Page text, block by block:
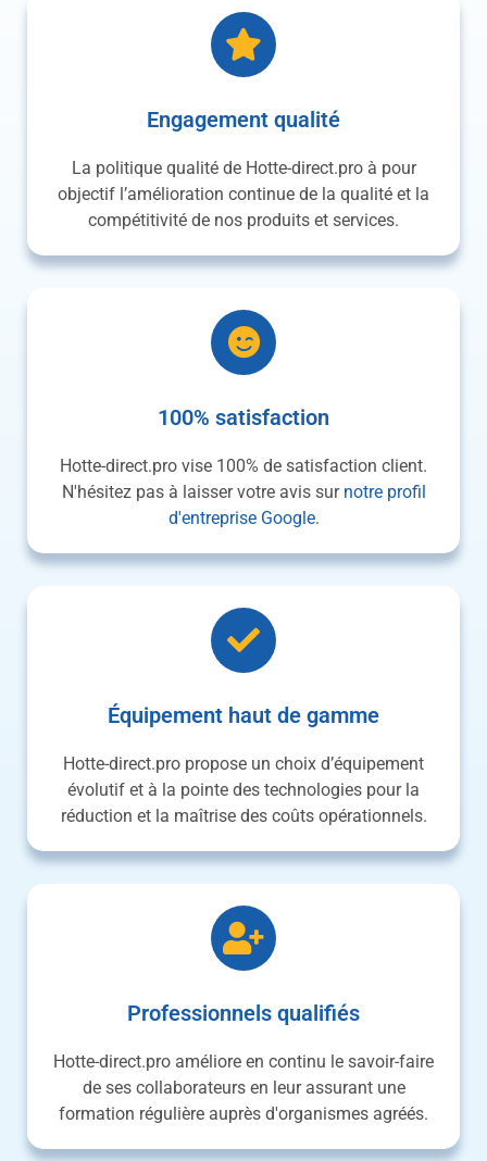
Engagement qualité
La politique qualité de Hotte-direct.pro à pour
objectif l’amélioration continue de la qualité et la
compétitivité de nos produits et services.
100% satisfaction
Hotte-direct.pro vise 100% de satisfaction client.
N'hésitez pas à laisser votre avis sur notre profil
d'entreprise Google.
Équipement haut de gamme
Hotte-direct.pro propose un choix d’équipement
évolutif et à la pointe des technologies pour la
réduction et la maîtrise des coûts opérationnels.
Professionnels qualifiés
Hotte-direct.pro améliore en continu le savoir-faire
de ses collaborateurs en leur assurant une
formation régulière auprès d'organismes agréés.